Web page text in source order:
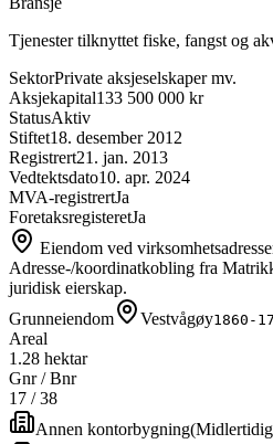
Tjenester tilknyttet fiske, fangst og
SektorPrivate aksjeselskaper mv.
Aksjekapital133 500 000 kr
StatusAktiv
Stiftet18. desember 2012
Registrert21. jan. 2013
Vedtektsdato10. apr. 2024
MVA-registrertJa
ForetaksregisteretJa
Eiendom ved
Adresse-/koordinatkobling fra
juridisk eierskap.
Grunneiendom
Vestvågøy1860-
Areal
1.28 hektar
Gnr / Bnr
17 /38
Annen kontorbygning(